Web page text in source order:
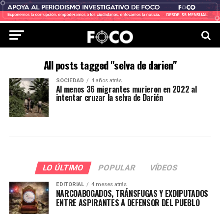
All posts tagged "selva de darien"
SOCIEDAD 4 años atrás
Al menos 36 migrantes murieron en 2022 al
intentar cruzar la selva de Darién
LO ÚLTIMO POPULAR VÍDEOS
EDITORIAL 4 meses atrás
NARCOABOGADOS, TRÁNSFUGAS Y EXDIPUTADOS
ENTRE ASPIRANTES A DEFENSOR DEL PUEBLO